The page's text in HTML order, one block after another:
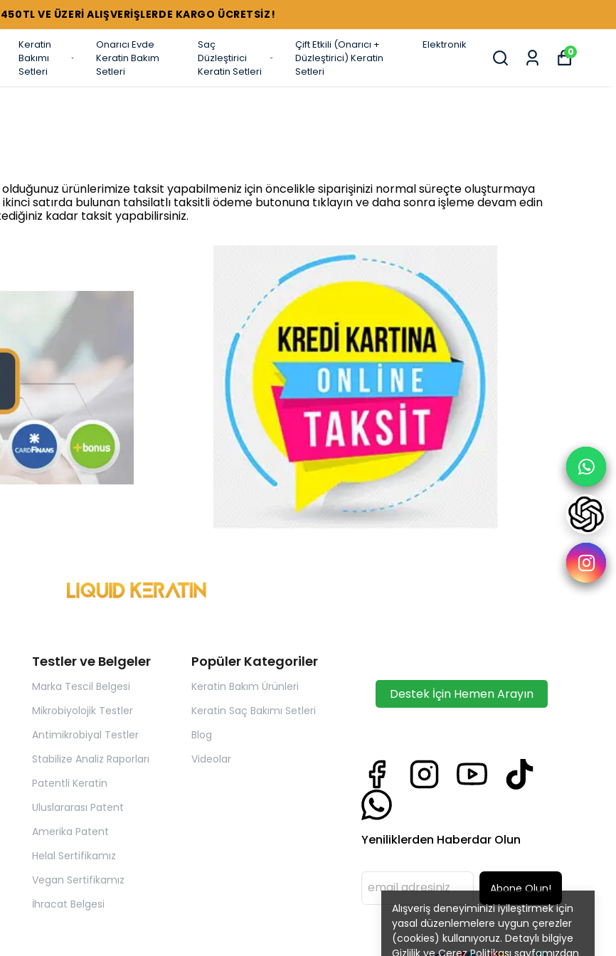
450TL VE ÜZERİ ALIŞVERİŞLERDE KARGO ÜCRETSİZ!
Keratin
Bakımı
Setleri
Onarıcı Evde
Keratin Bakım
Setleri
Saç
Düzleştirici
Keratin Setleri
Çift Etkili (Onarıcı +
Düzleştirici) Keratin
Setleri
Elektronik
0
Alışveriş deneyiminizi iyileştirmek için
yasal düzenlemelere uygun çerezler
(cookies) kullanıyoruz. Detaylı bilgiye
Gizlilik ve Çerez Politikası sayfamızdan
ürünlerimize taksit yapabilmeniz için öncelikle siparişinizi normal süreçte oluşturmaya
ikinci satırda bulunan tahsilatlı taksitli ödeme butonuna tıklayın ve daha sonra işleme devam edin
kadar taksit yapabilirsiniz.
Testler ve Belgeler
Marka Tescil Belgesi
Mikrobiyolojik Testler
Antimikrobiyal Testler
Stabilize Analiz Raporları
Patentli Keratin
Uluslararası Patent
Amerika Patent
Helal Sertifikamız
Vegan Sertifikamız
İhracat Belgesi
Popüler Kategoriler
Keratin Bakım Ürünleri
Keratin Saç Bakımı Setleri
Blog
Videolar
Destek İçin Hemen Arayın
Yeniliklerden Haberdar Olun
Abone Olun!